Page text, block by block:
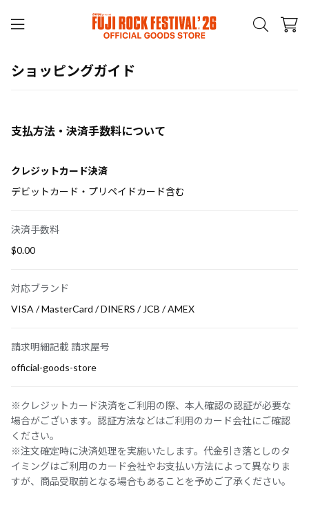
ショッピングガイド
支払方法・決済手数料について
クレジットカード決済
デビットカード・プリペイドカード含む
決済手数料
$‌0.00
対応ブランド
VISA / MasterCard / DINERS / JCB / AMEX
請求明細記載 請求屋号
official-goods-store
※クレジットカード決済をご利用の際、本人確認の認証が必要な
場合がございます。認証方法などはご利用のカード会社にご確認
ください。
※注文確定時に決済処理を実施いたします。代金引き落としのタ
イミングはご利用のカード会社やお支払い方法によって異なりま
すが、商品受取前となる場合もあることを予めご了承ください。